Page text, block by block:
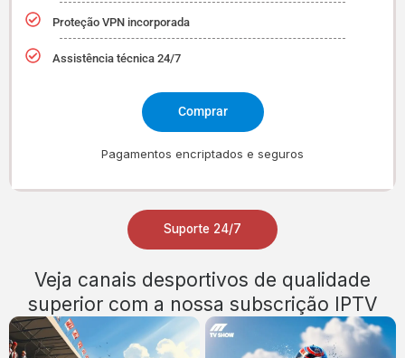
Proteção VPN incorporada
Assistência técnica 24/7
Comprar
Pagamentos encriptados e seguros
Suporte 24/7
Veja canais desportivos de qualidade
superior com a nossa subscrição IPTV